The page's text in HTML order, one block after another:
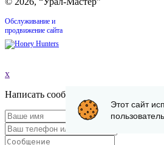
Обслуживание и
продвижение сайта
x
Написать сообщение
Этот сайт